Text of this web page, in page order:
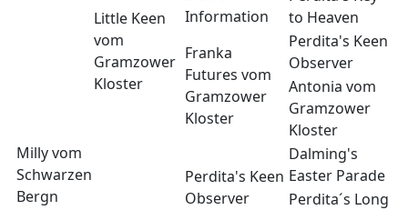
Milly vom
Schwarzen
Bergn
Little Keen
vom
Gramzower
Kloster
Information
to Heaven
Franka
Futures vom
Gramzower
Kloster
Perdita's Keen
Observer
Antonia vom
Gramzower
Kloster
Perdita's Keen
Observer
Dalming's
Easter Parade
Perdita´s Long